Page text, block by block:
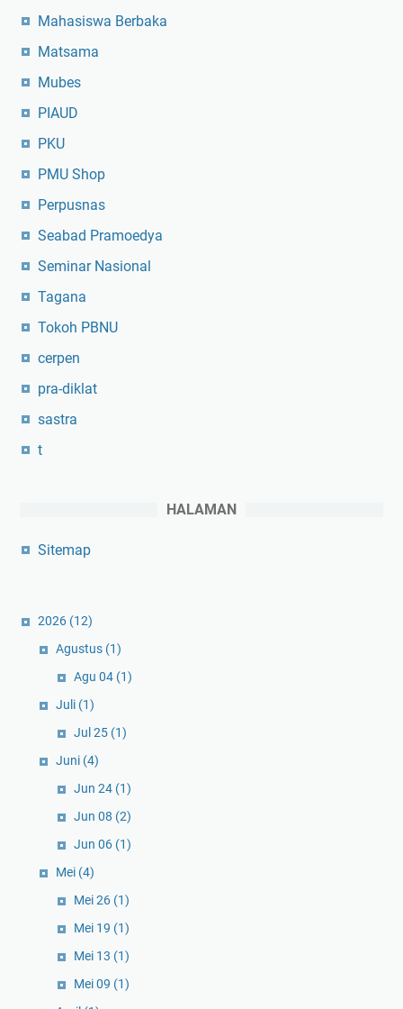
Mahasiswa Berbaka
Matsama
Mubes
PIAUD
PKU
PMU Shop
Perpusnas
Seabad Pramoedya
Seminar Nasional
Tagana
Tokoh PBNU
cerpen
pra-diklat
sastra
t
HALAMAN
Sitemap
2026 (12)
Agustus (1)
Agu 04 (1)
Juli (1)
Jul 25 (1)
Juni (4)
Jun 24 (1)
Jun 08 (2)
Jun 06 (1)
Mei (4)
Mei 26 (1)
Mei 19 (1)
Mei 13 (1)
Mei 09 (1)